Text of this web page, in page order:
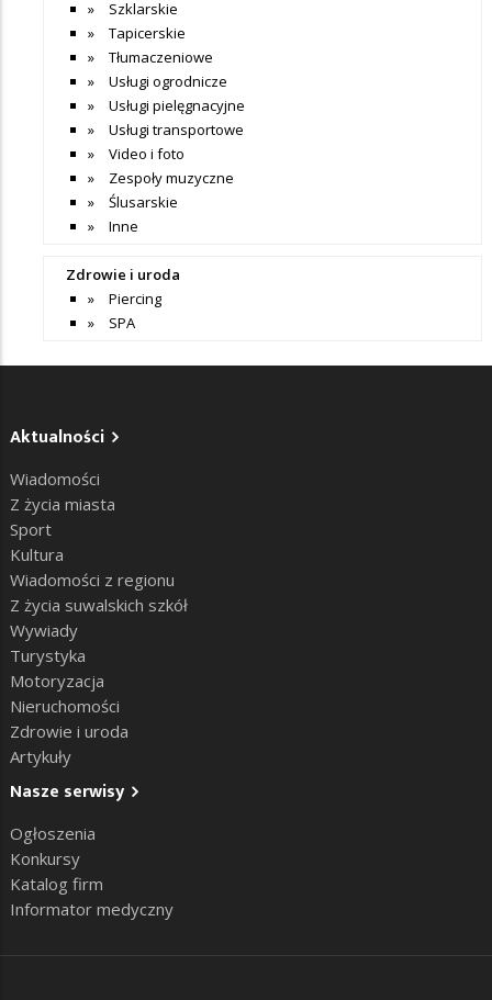
Szklarskie
Tapicerskie
Tłumaczeniowe
Usługi ogrodnicze
Usługi pielęgnacyjne
Usługi transportowe
Video i foto
Zespoły muzyczne
Ślusarskie
Inne
Zdrowie i uroda
Piercing
SPA
Aktualności
Wiadomości
Z życia miasta
Sport
Kultura
Wiadomości z regionu
Z życia suwalskich szkół
Wywiady
Turystyka
Motoryzacja
Nieruchomości
Zdrowie i uroda
Artykuły
Nasze serwisy
Ogłoszenia
Konkursy
Katalog firm
Informator medyczny